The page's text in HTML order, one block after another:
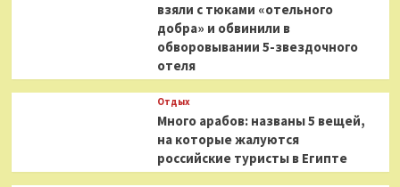
взяли с тюками «отельного
добра» и обвинили в
обворовывании 5-звездочного
отеля
Отдых
Много арабов: названы 5 вещей,
на которые жалуются
российские туристы в Египте